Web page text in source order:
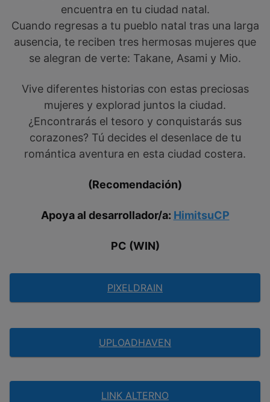
encuentra en tu ciudad natal.
Cuando regresas a tu pueblo natal tras una larga
ausencia, te reciben tres hermosas mujeres que
se alegran de verte: Takane, Asami y Mio.
Vive diferentes historias con estas preciosas
mujeres y explorad juntos la ciudad.
¿Encontrarás el tesoro y conquistarás sus
corazones? Tú decides el desenlace de tu
romántica aventura en esta ciudad costera.
(Recomendación)
Apoya al desarrollador/a: HimitsuCP
PC (WIN)
PIXELDRAIN
UPLOADHAVEN
LINK ALTERNO